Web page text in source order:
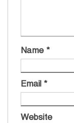
Name *
Email *
Website